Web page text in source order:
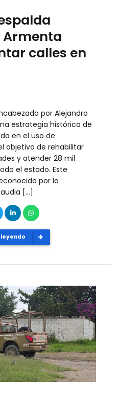
Armenta
calles en
por Alejandro
estrategia histórica de
en el uso de
objetivo de rehabilitar
y atender 28 mil
el estado. Este
por la
[…]